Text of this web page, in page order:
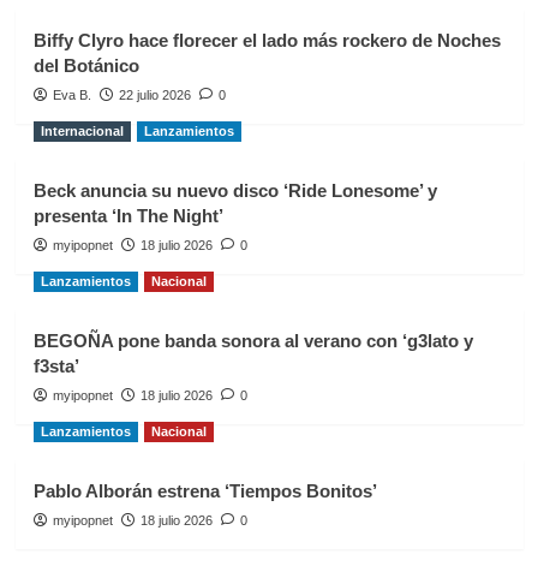
Biffy Clyro hace florecer el lado más rockero de Noches
del Botánico
Eva B. 22 julio 2026 0
Internacional Lanzamientos
Beck anuncia su nuevo disco ‘Ride Lonesome’ y
presenta ‘In The Night’
myipopnet 18 julio 2026 0
Lanzamientos Nacional
BEGOÑA pone banda sonora al verano con ‘g3lato y
f3sta’
myipopnet 18 julio 2026 0
Lanzamientos Nacional
Pablo Alborán estrena ‘Tiempos Bonitos’
myipopnet 18 julio 2026 0